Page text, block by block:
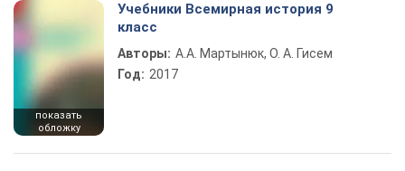
показать
обложку
Учебники Всемирная история 9
класс
Авторы: А.А. Мартынюк, О. А. Гисем
Год: 2017